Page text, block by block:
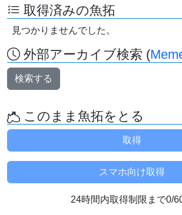
取得済みの魚拓
見つかりませんでした。
外部アーカイブ検索 (
検索する
このまま魚拓をとる
24時間内取得制限まで0/